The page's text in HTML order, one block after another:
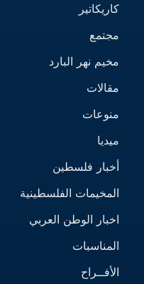
كاريكاتير
مجتمع
مخيم نهر البارد
مقالات
منوعات
ميديا
أخبار فلسطين
المخيمات الفلسطينية
اخبار الوطن العربي
المناسبات
الأفــراح